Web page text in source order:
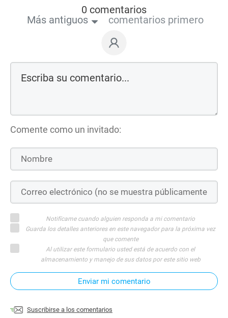
0 comentarios
Más antiguos
comentarios primero
Comente como un invitado:
Notifícame cuando alguien responda a mi comentario
Guarda los detalles anteriores en este navegador para la próxima vez
que comente
Al utilizar este formulario usted está de acuerdo con el
almacenamiento y manejo de sus datos por este sitio web
Enviar mi comentario
Suscribirse a los comentarios